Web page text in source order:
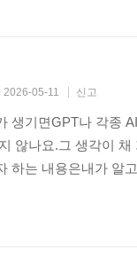
2026-05-11 신고
생기면GPT나 각종
않나요.그 생각이
하는 내용은내가 알